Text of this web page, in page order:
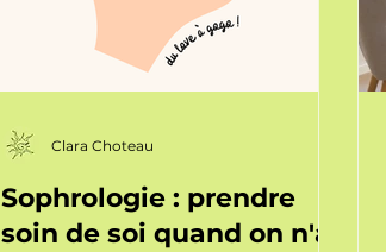
Sophrologie : prendre
soin de soi quand on n'a
Clara Choteau